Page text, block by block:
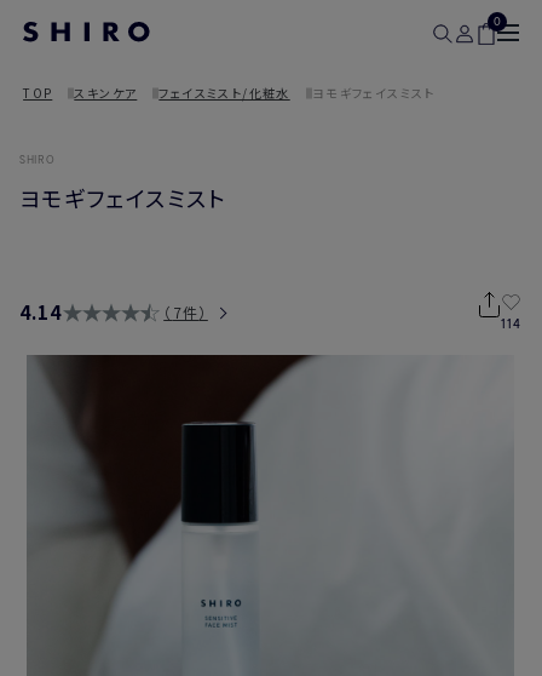
0
TOP スキンケア フェイスミスト/化粧水 ヨモギフェイスミスト
SHIRO
ヨモギフェイスミスト
4.14 7件
114